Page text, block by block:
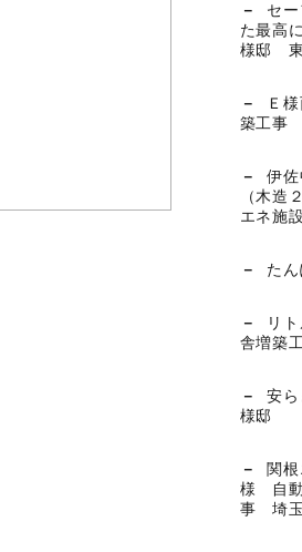
セ
た最高
様邸 東
Ｅ
築工事
伊
（木造
エネ施設
た
リ
舎増築
安
様邸
関
様 自動
事 埼